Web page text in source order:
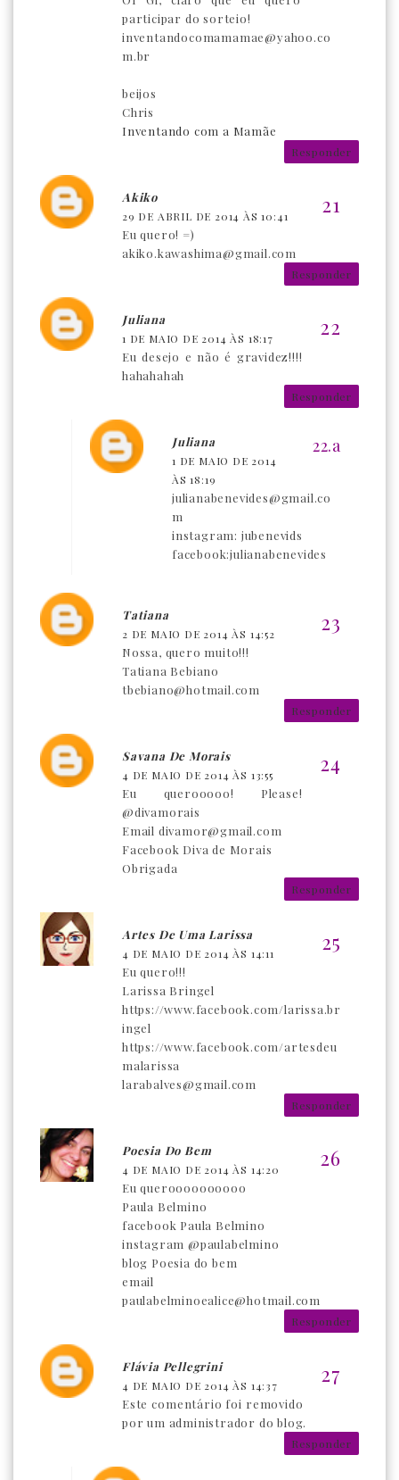
participar do sorteio!
inventandocomamamae@yahoo.co
m.br
beijos
Chris
Inventando com a Mamãe
Responder
Akiko
29 DE ABRIL DE 2014 ÀS 10:41
Eu quero! =)
akiko.kawashima@gmail.com
Responder
Juliana
1 DE MAIO DE 2014 ÀS 18:17
Eu desejo e não é gravidez!!!!
hahahahah
Responder
Juliana
1 DE MAIO DE 2014
ÀS 18:19
julianabenevides@gmail.co
m
instagram: jubenevids
facebook:julianabenevides
Tatiana
2 DE MAIO DE 2014 ÀS 14:52
Nossa, quero muito!!!
Tatiana Bebiano
tbebiano@hotmail.com
Responder
Savana De Morais
4 DE MAIO DE 2014 ÀS 13:55
Eu querooooo! Please!
@divamorais
Email divamor@gmail.com
Facebook Diva de Morais
Obrigada
Responder
Artes De Uma Larissa
4 DE MAIO DE 2014 ÀS 14:11
Eu quero!!!
Larissa Bringel
https://www.facebook.com/larissa.br
ingel
https://www.facebook.com/artesdeu
malarissa
larabalves@gmail.com
Responder
Poesia Do Bem
4 DE MAIO DE 2014 ÀS 14:20
Eu queroooooooooo
Paula Belmino
facebook Paula Belmino
instagram @paulabelmino
blog Poesia do bem
email
paulabelminoealice@hotmail.com
Responder
Flávia Pellegrini
4 DE MAIO DE 2014 ÀS 14:37
Este comentário foi removido
por um administrador do blog.
Responder